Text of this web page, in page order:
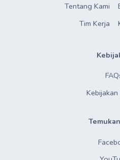
Tentang Kami
Tim Kerja
Kebijakan